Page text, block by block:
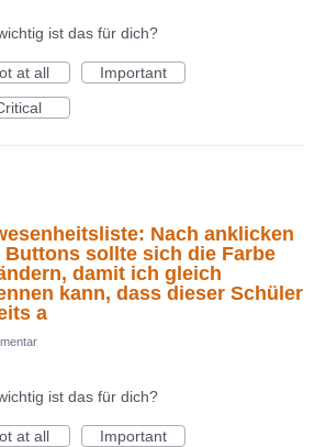
ist das für dich?
at all
Important
Nach anklicken
Buttons sollte sich die Farbe
damit ich gleich
kann, dass dieser Schüler
a
ist das für dich?
at all
Important